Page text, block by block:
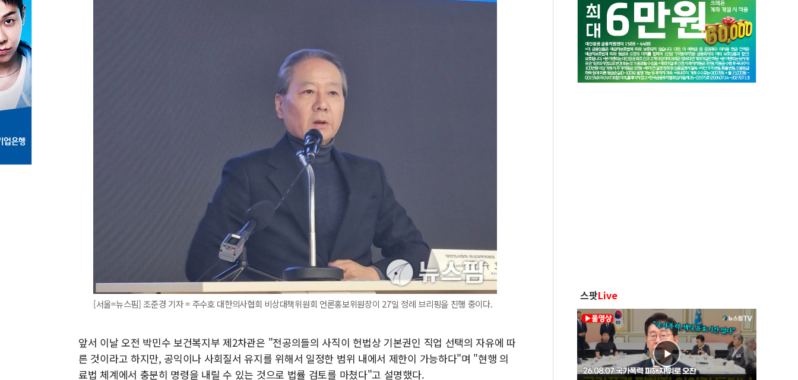
[서울=뉴스핌] 조준경 기자 = 주수호 대한의사협회 비상대책위원회 언론홍보위원장이 27일 정례 브리핑을 진행 중이다.
앞서 이날 오전 박민수 보건복지부 제2차관은 "전공의들의 사직이 헌법상 기본권인 직업 선택의 자유에 따
른 것이라고 하지만, 공익이나 사회질서 유지를 위해서 일정한 범위 내에서 제한이 가능하다"며 "현행 의
료법 체계에서 충분히 명령을 내릴 수 있는 것으로 법률 검토를 마쳤다"고 설명했다.
스팟Live